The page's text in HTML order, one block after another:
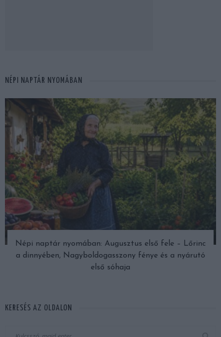
NÉPI NAPTÁR NYOMÁBAN
Népi naptár nyomában: Augusztus első fele – Lőrinc
a dinnyében, Nagyboldogasszony fénye és a nyárutó
első sóhaja
KERESÉS AZ OLDALON